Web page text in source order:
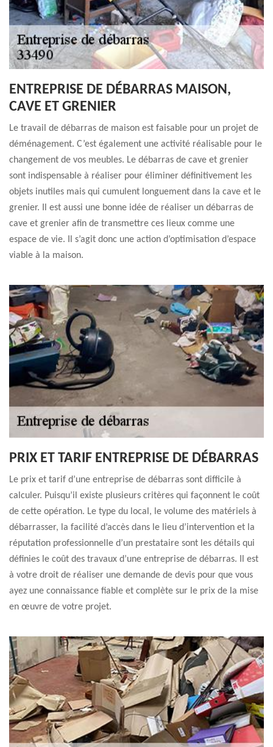
ENTREPRISE DE DÉBARRAS MAISON,
CAVE ET GRENIER
Le travail de débarras de maison est faisable pour un projet de
déménagement. C’est également une activité réalisable pour le
changement de vos meubles. Le débarras de cave et grenier
sont indispensable à réaliser pour éliminer définitivement les
objets inutiles mais qui cumulent longuement dans la cave et le
grenier. Il est aussi une bonne idée de réaliser un débarras de
cave et grenier afin de transmettre ces lieux comme une
espace de vie. Il s’agit donc une action d’optimisation d’espace
viable à la maison.
PRIX ET TARIF ENTREPRISE DE DÉBARRAS
Le prix et tarif d’une entreprise de débarras sont difficile à
calculer. Puisqu’il existe plusieurs critères qui façonnent le coût
de cette opération. Le type du local, le volume des matériels à
débarrasser, la facilité d’accès dans le lieu d’intervention et la
réputation professionnelle d’un prestataire sont les détails qui
définies le coût des travaux d’une entreprise de débarras. Il est
à votre droit de réaliser une demande de devis pour que vous
ayez une connaissance fiable et complète sur le prix de la mise
en œuvre de votre projet.